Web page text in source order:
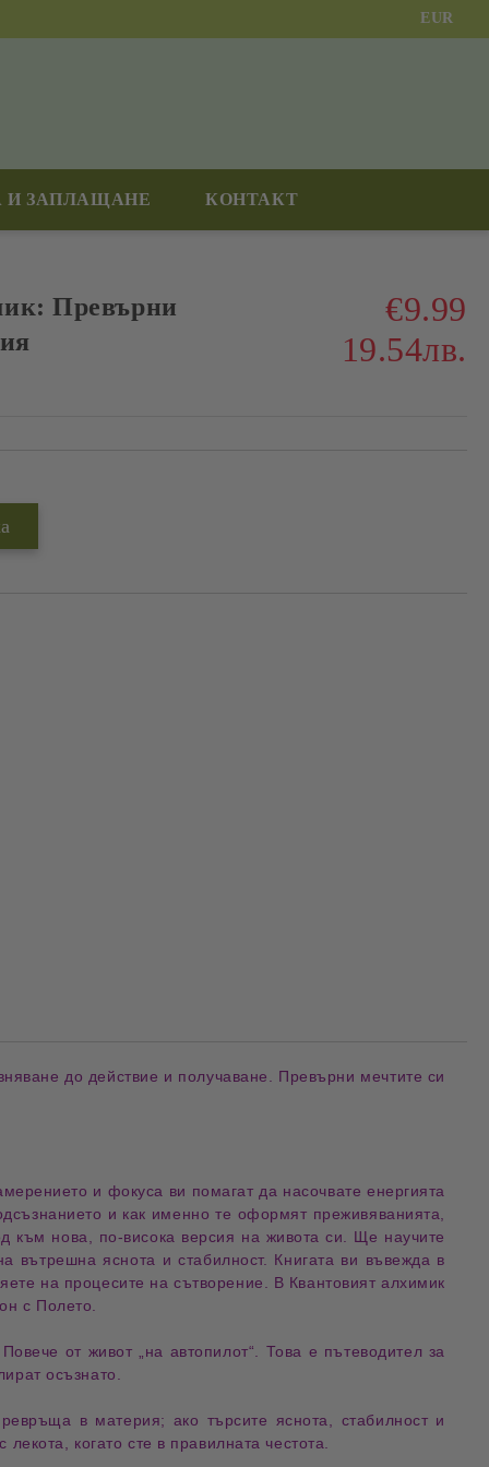
EUR
И ЗАПЛАЩАНЕ КОНТАКТ
Превърни
€9.99
19.54лв.
до действие и получаване. Превърни мечтите си
и фокуса ви помагат да насочвате енергията
и как именно те оформят преживяванията,
към нова, по-висока версия на живота си. Ще научите
вътрешна яснота и стабилност. Книгата ви въвежда в
на процесите насътворение
. В Квантовият алхимик
с Полето.
от живот „на автопилот“. Това е пътеводител за
осъзнато.
в материя; ако търсите яснота
, стабилност и
когато сте в правилната честота.